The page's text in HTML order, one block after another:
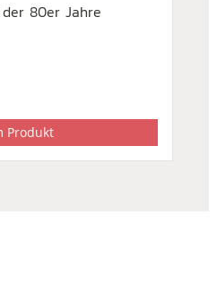
80er Jahre
Produkt